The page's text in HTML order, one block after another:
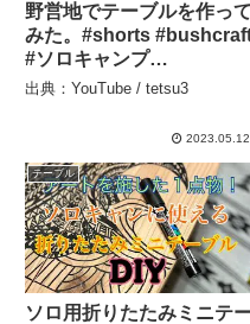
野営地でテーブルを作って
みた。#shorts
#ソロキャンプ
#solocamping – tetsu3
出典：YouTube / tetsu3
2023.05.12
テーブル
ソロ用折りたたみミニテ